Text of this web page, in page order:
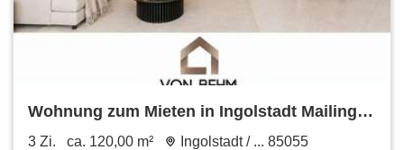
Wohnung zum Mieten in Ingolstadt Mailing
1.300 € 120 m²
3 Zi. ca. 120,00 m² Ingolstadt / ... 85055